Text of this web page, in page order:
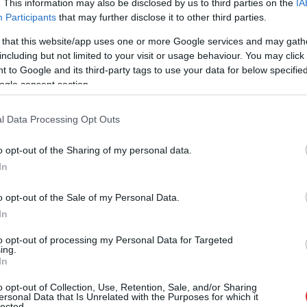
This information may also be disclosed by us to third parties on the
Participants that may further disclose it to other third parties.
that this website/app uses one or more Google services and may
but not limited to your visit or usage behaviour. You may
to Google and its third-party tags to use your data for below
consent section.
Data Processing Opt Outs
opt-out of the Sharing of my personal data.
opt-out of the Sale of my Personal Data.
opt-out of processing my Personal Data for Targeted
opt-out of Collection, Use, Retention, Sale, and/or Sharing
Data that Is Unrelated with the Purposes for which it
ka visveselīgāk ir gulēt uz cietas virsmas.
pagulēt uz grīdas. Vai tā patiešām ir?
ikdienā gulēt uz ļoti cieta matrača, plāna
sevišķi, ja netiek lietots spilvens,” stāsta
un sertificēta fizioterapeite Daina Streļča.
galva ir atliekta, un pārlieku tiek noslogota
pamosties ar galvas, spranda sāpēm, dažkārt
daļā. Ar laiku var sākt sāpēt visa mugura un